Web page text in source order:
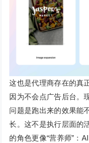
这也是代理商存在的真
因为不会点广告后台。
问题是跑出来的效果能
长。这不是执行层面的
的角色更像“营养师”：